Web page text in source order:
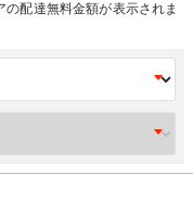
配達無料金額が表示されま